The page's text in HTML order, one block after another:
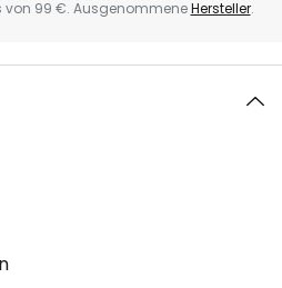
von 99 €. AusgenommeneHersteller.